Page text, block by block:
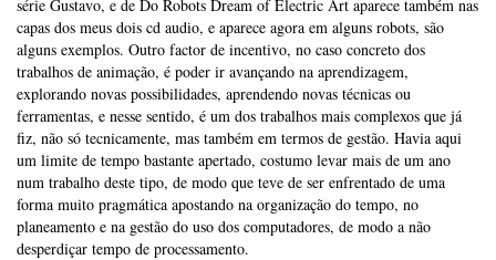
série Gustavo, e de Do Robots Dream of Electric Art aparece também nas
capas dos meus dois cd audio, e aparece agora em alguns robots, são
alguns exemplos. Outro factor de incentivo, no caso concreto dos
trabalhos de animação, é poder ir avançando na aprendizagem,
explorando novas possibilidades, aprendendo novas técnicas ou
ferramentas, e nesse sentido, é um dos trabalhos mais complexos que já
fiz, não só tecnicamente, mas também em termos de gestão. Havia aqui
um limite de tempo bastante apertado, costumo levar mais de um ano
num trabalho deste tipo, de modo que teve de ser enfrentado de uma
forma muito pragmática apostando na organização do tempo, no
planeamento e na gestão do uso dos computadores, de modo a não
desperdiçar tempo de processamento.